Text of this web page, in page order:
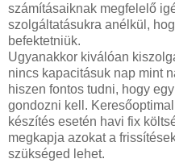
számításaiknak megfelelő
szolgáltatásukra anélkül,
befektetniük.
Ugyanakkor kiválóan
nincs kapacitásuk nap mint
hiszen fontos tudni, hogy
gondozni kell.
készítés esetén havi fix
megkapja azokat a
szükséged lehet.